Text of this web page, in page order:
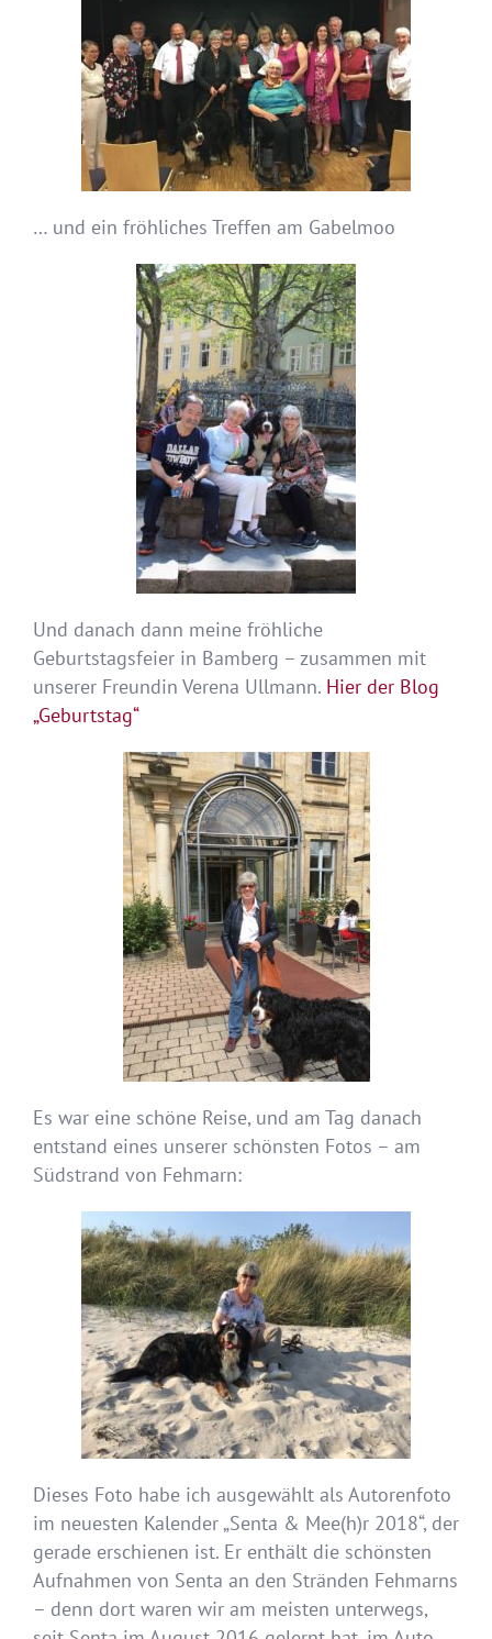
… und ein fröhliches Treffen am Gabelmoo
Und danach dann meine fröhliche
Geburtstagsfeier in Bamberg – zusammen mit
unserer Freundin Verena Ullmann. Hier der Blog
„Geburtstag“
Es war eine schöne Reise, und am Tag danach
entstand eines unserer schönsten Fotos – am
Südstrand von Fehmarn:
Dieses Foto habe ich ausgewählt als Autorenfoto
im neuesten Kalender „Senta & Mee(h)r 2018“, der
gerade erschienen ist. Er enthält die schönsten
Aufnahmen von Senta an den Stränden Fehmarns
– denn dort waren wir am meisten unterwegs,